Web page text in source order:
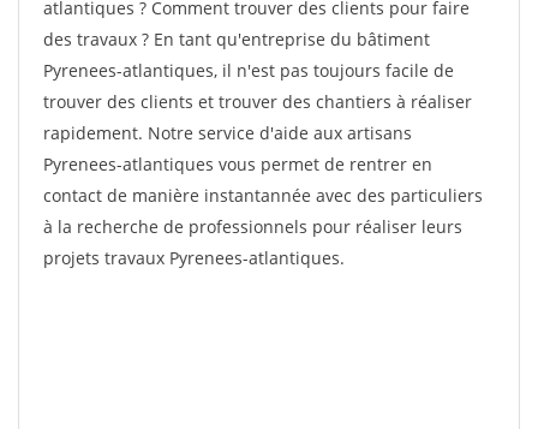
atlantiques ? Comment trouver des clients pour faire
des travaux ? En tant qu'entreprise du bâtiment
Pyrenees-atlantiques, il n'est pas toujours facile de
trouver des clients et trouver des chantiers à réaliser
rapidement. Notre service d'aide aux artisans
Pyrenees-atlantiques vous permet de rentrer en
contact de manière instantannée avec des particuliers
à la recherche de professionnels pour réaliser leurs
projets travaux Pyrenees-atlantiques.